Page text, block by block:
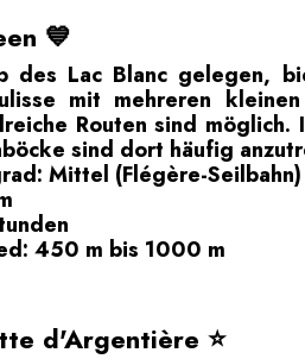
💙
des Lac Blanc gelegen,
mit mehreren
Routen sind
sind dort häufig
Mittel (Flégère-
450 m bis 1000 m
d'Argentière ⭐